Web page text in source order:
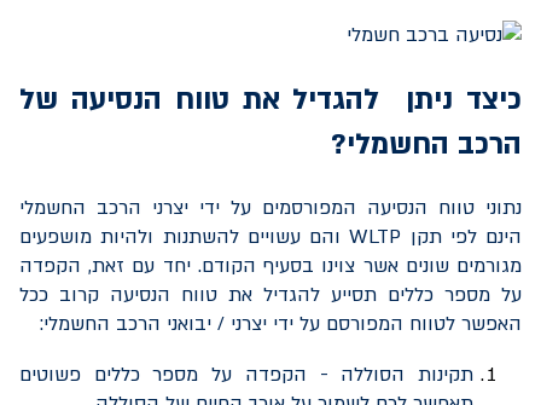
כיצד ניתן להגדיל את טווח הנסיעה של
הרכב החשמלי?
נתוני טווח הנסיעה המפורסמים על ידי יצרני הרכב החשמלי
הינם לפי תקן WLTPוהם עשויים להשתנות ולהיות מושפעים
מגורמים שונים אשר צוינו בסעיף הקודם. יחד עם זאת, הקפדה
על מספר כללים תסייע להגדיל את טווח הנסיעה קרוב ככל
האפשר לטווח המפורסם על ידי יצרני / יבואני הרכב החשמלי:
תקינות הסוללה - הקפדה על מספר כללים פשוטים